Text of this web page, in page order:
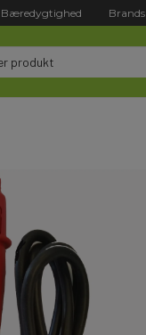
Bæredygtighed Brands